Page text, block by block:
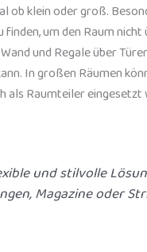
ob klein oder groß.
um den Raum
und Regale über
In großen Räumen
als Raumteiler eingesetzt
und stilvolle
Magazine oder